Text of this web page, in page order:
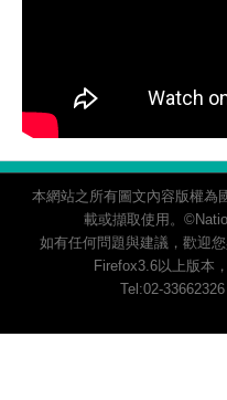
本網站之所有圖文內容版權為
載或擷取使用。
如有任何問題與建議，歡迎
Firefox3.6以上版本
Tel:02-33662326